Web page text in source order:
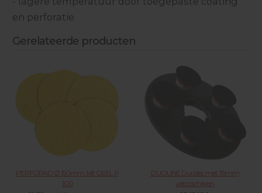
en perforatie
Gerelateerde producten
PERFOPAD Ø 150mm. klit GEEL P
100
DUOLINE Duodisc met 115mm
velcroschijven